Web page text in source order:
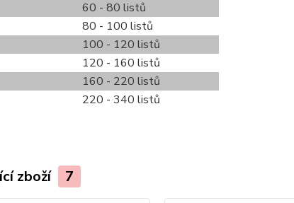
60 - 80 listů
80 - 100 listů
100 - 120 listů
120 - 160 listů
160 - 220 listů
220 - 340 listů
zboží 7